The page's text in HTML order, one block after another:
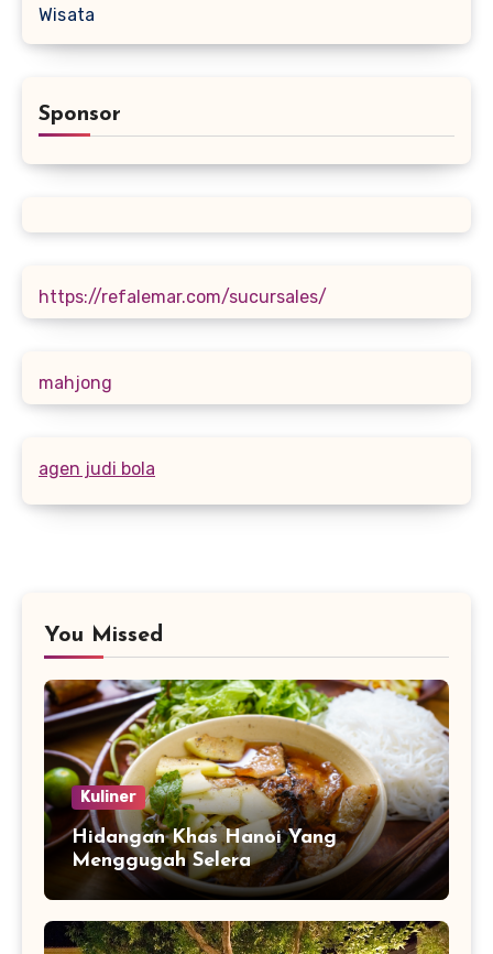
Wisata
Sponsor
https://refalemar.com/sucursales/
mahjong
agen judi bola
You Missed
Kuliner
Hidangan Khas Hanoi Yang
Menggugah Selera